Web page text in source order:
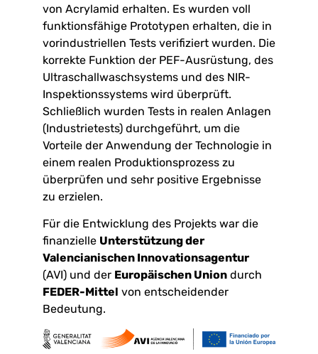
von Acrylamid erhalten. Es wurden voll
funktionsfähige Prototypen erhalten, die in
vorindustriellen Tests verifiziert wurden. Die
korrekte Funktion der PEF-Ausrüstung, des
Ultraschallwaschsystems und des NIR-
Inspektionssystems wird überprüft.
Schließlich wurden Tests in realen Anlagen
(Industrietests) durchgeführt, um die
Vorteile der Anwendung der Technologie in
einem realen Produktionsprozess zu
überprüfen und sehr positive Ergebnisse
zu erzielen.
Für die Entwicklung des Projekts war die
finanzielle Unterstützung der
Valencianischen Innovationsagentur
(AVI) und der Europäischen Union durch
FEDER-Mittel von entscheidender
Bedeutung.